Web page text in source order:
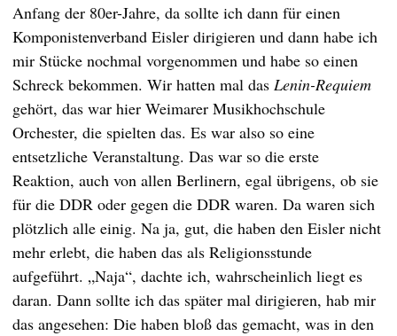
Anfang der 80er-Jahre, da sollte ich dann für einen
Komponistenverband Eisler dirigieren und dann habe ich
mir Stücke nochmal vorgenommen und habe so einen
Schreck bekommen. Wir hatten mal das Lenin-Requiem
gehört, das war hier Weimarer Musikhochschule
Orchester, die spielten das. Es war also so eine
entsetzliche Veranstaltung. Das war so die erste
Reaktion, auch von allen Berlinern, egal übrigens, ob sie
für die DDR oder gegen die DDR waren. Da waren sich
plötzlich alle einig. Na ja, gut, die haben den Eisler nicht
mehr erlebt, die haben das als Religionsstunde
aufgeführt. „Naja“, dachte ich, wahrscheinlich liegt es
daran. Dann sollte ich das später mal dirigieren, hab mir
das angesehen: Die haben bloß das gemacht, was in den